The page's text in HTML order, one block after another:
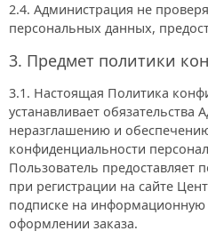
2.4. Администрация не
персональных данных,
3. Предмет политики
3.1. Настоящая Политика
устанавливает обязательства
неразглашению и
конфиденциальности
Пользователь предоставляет
при регистрации на сайте
подписке на информационную
оформлении заказа.